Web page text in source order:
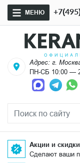
МЕНЮ
Адрес: г.
ПН-СБ 10:00 —
Акции и скидки
Сделают ваши